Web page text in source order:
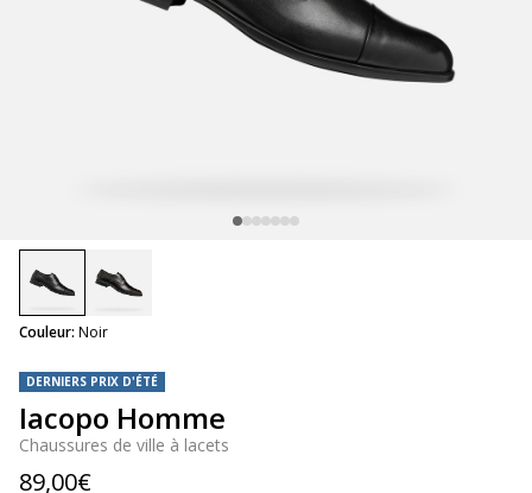
DERNIERS PRIX D'ÉTÉ
Iacopo Homme
Chaussures de ville à lacets
89,00€
Couleur: Noir
selected